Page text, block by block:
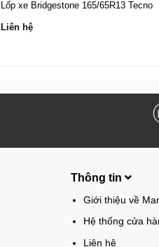
Lốp xe Bridgestone 165/65R13 Tecno
Liên hệ
Thông tin
Giới thiệu về
Hệ thống cửa
Liên hệ